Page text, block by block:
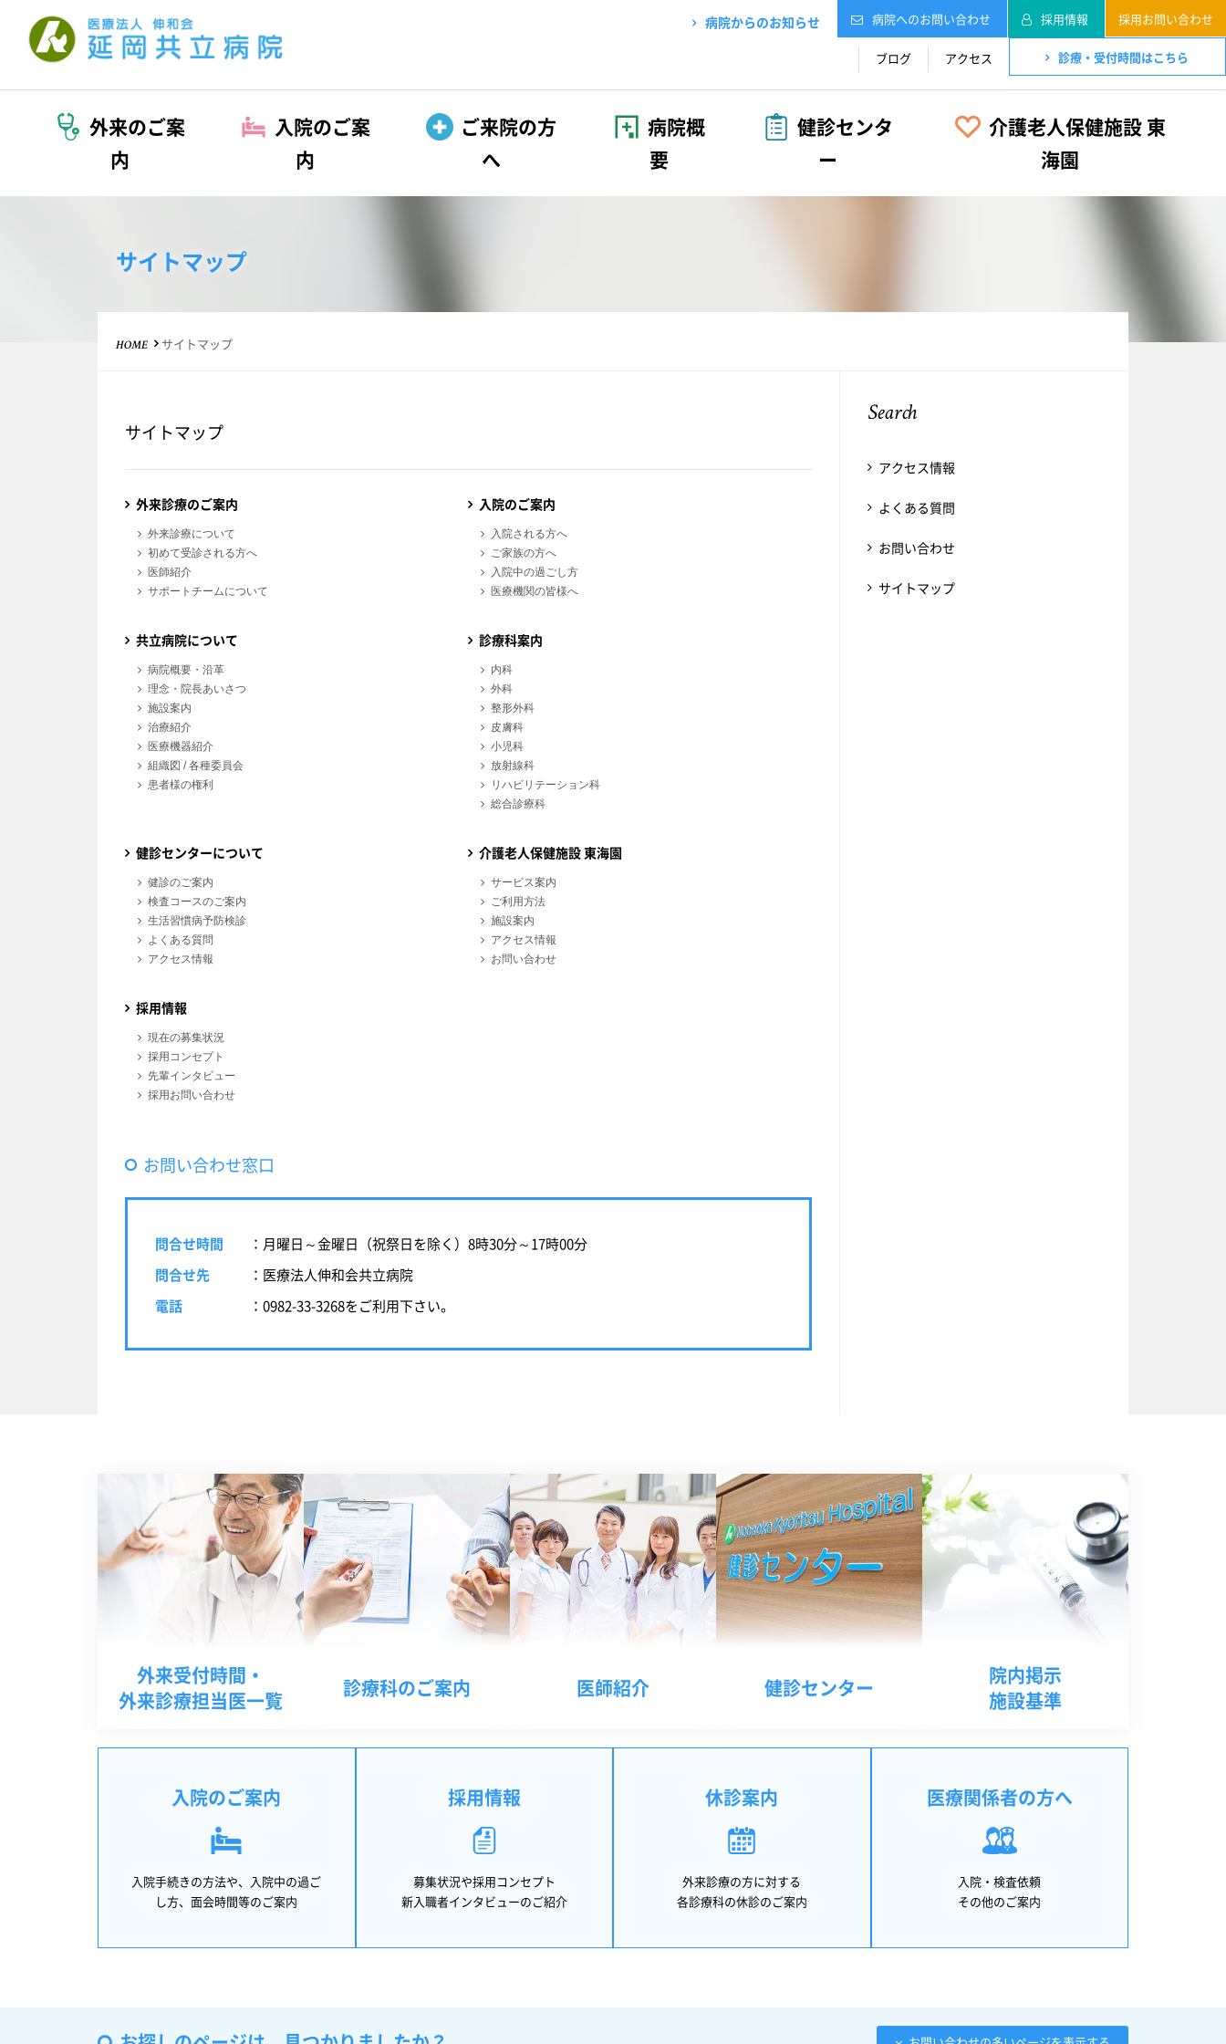
病院からのお知らせ 病院へのお問い合わせ 採用情報 採用お問い合わせ
ブログ アクセス 診療・受付時間はこちら
外来のご案
内
入院のご案
内
ご来院の方
へ
病院概
要
健診センタ
ー
介護老人保健施設 東
海園
サイトマップ
HOME サイトマップ
サイトマップ
外来診療のご案内
外来診療について
初めて受診される方へ
医師紹介
サポートチームについて
入院のご案内
入院される方へ
ご家族の方へ
入院中の過ごし方
医療機関の皆様へ
共立病院について
病院概要・沿革
理念・院長あいさつ
施設案内
治療紹介
医療機器紹介
組織図 / 各種委員会
患者様の権利
診療科案内
内科
外科
整形外科
皮膚科
小児科
放射線科
リハビリテーション科
総合診療科
健診センターについて
健診のご案内
検査コースのご案内
生活習慣病予防検診
よくある質問
アクセス情報
介護老人保健施設 東海園
サービス案内
ご利用方法
施設案内
アクセス情報
お問い合わせ
採用情報
現在の募集状況
採用コンセプト
先輩インタビュー
採用お問い合わせ
お問い合わせ窓口
問合せ時間
：月曜日～金曜日（祝祭日を除く）8時30分～17時00分
問合せ先
：医療法人伸和会共立病院
電話
：0982-33-3268をご利用下さい。
Search
アクセス情報
よくある質問
お問い合わせ
サイトマップ
外来受付時間・
外来診療担当医一覧
診療科のご案内 医師紹介 健診センター
院内掲示
施設基準
入院のご案内
入院手続きの方法や、入院中の過ご
し方、面会時間等のご案内
採用情報
募集状況や採用コンセプト
新入職者インタビューのご紹介
休診案内
外来診療の方に対する
各診療科の休診のご案内
医療関係者の方へ
入院・検査依頼
その他のご案内